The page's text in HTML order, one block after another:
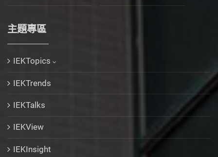
主題專區
IEKTopics
IEKTrends
IEKTalks
IEKView
IEKInsight